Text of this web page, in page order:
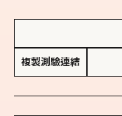
複製測驗連結